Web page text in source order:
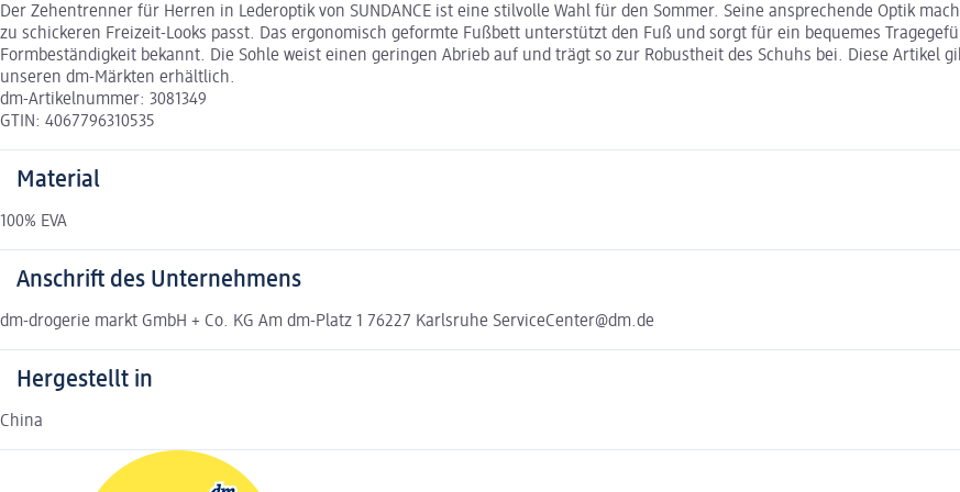
Der Zehentrenner für Herren in Lederoptik von SUNDANCE ist eine stilvolle Wahl für den Sommer. Seine ansprechende Optik
zu schickeren Freizeit-Looks passt. Das ergonomisch geformte Fußbett unterstützt den Fuß und sorgt für ein bequemes
Formbeständigkeit bekannt. Die Sohle weist einen geringen Abrieb auf und trägt so zur Robustheit des Schuhs bei. Diese Artikel
unseren dm-Märkten erhältlich.
dm-Artikelnummer: 3081349
GTIN: 4067796310535
Material
100% EVA
Anschrift des Unternehmens
dm-drogerie markt GmbH + Co. KG Am dm-Platz 1 76227 Karlsruhe ServiceCenter@dm.de
Hergestellt in
China